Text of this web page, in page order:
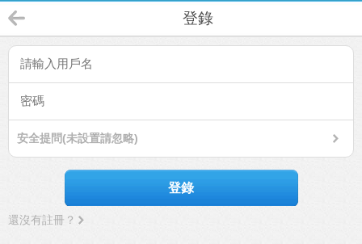
登錄
安全提問(未設置請忽略)
登錄
還沒有註冊？